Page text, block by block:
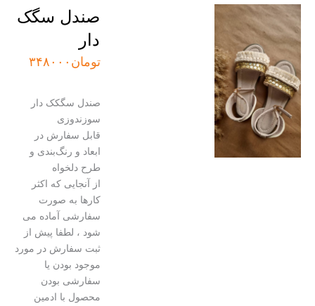
صندل سگک
تومان۳۴۸۰۰۰
صندل سگکک دار
سوزندوزی
قابل سفارش در
ابعاد و رنگ‌بندی و
طرح دلخواه
از آنجایی که اکثر
کارها به صورت
سفارشی آماده می
شود ، لطفا پیش از
ثبت سفارش در مورد
موجود بودن یا
سفارشی بودن
محصول با ادمین